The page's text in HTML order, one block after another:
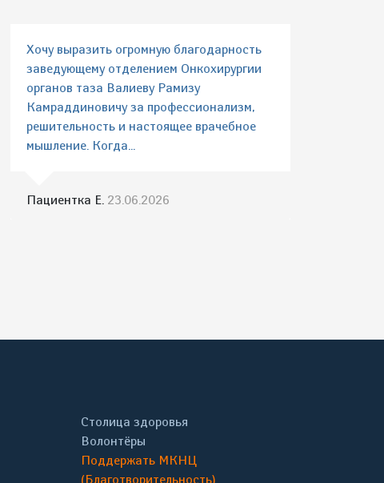
Хочу выразить огромную благодарность
заведующему отделением Онкохирургии
органов таза Валиеву Рамизу
Камраддиновичу за профессионализм,
решительность и настоящее врачебное
мышление. Когда...
Пациентка Е. 23.06.2026
Столица здоровья
Волонтёры
Поддержать МКНЦ
(Благотворительность)